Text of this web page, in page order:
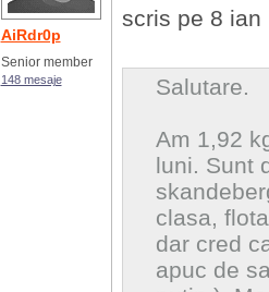
AiRdr0p
Senior member
148 mesaje
scris pe 8
Salutare.
Am 1,92
luni. Sunt
clasa,
dar cred
apuc de